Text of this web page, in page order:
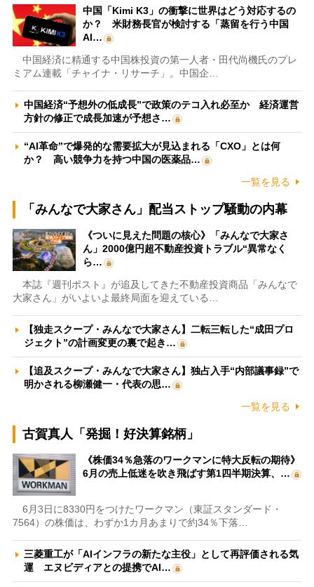
中国「Kimi K3」の衝撃に世界はどう対応するの
か？ 米財務長官が検討する「蒸留を行う中国
AI…
中国経済に精通する中国株投資の第一人者・田代尚機氏のプレ
ミアム連載「チャイナ・リサーチ」。中国企…
中国経済“予想外の低成長”で政策のテコ入れ必至か 経済運営
方針の修正で成長加速が予想さ…
“AI革命”で爆発的な需要拡大が見込まれる「CXO」とは何
か？ 高い競争力を持つ中国の医薬品…
一覧を見る
「みんなで大家さん」配当ストップ騒動の内幕
《ついに見えた問題の核心》「みんなで大家さ
ん」2000億円超不動産投資トラブル“異常なく
ら…
本誌『週刊ポスト』が追及してきた不動産投資商品「みんなで
大家さん」がいよいよ最終局面を迎えている…
【独走スクープ・みんなで大家さん】二転三転した“成田プロ
ジェクト”の計画変更の裏で起き…
【追及スクープ・みんなで大家さん】独占入手“内部議事録”で
明かされる柳瀬健一・代表の思…
一覧を見る
古賀真人「発掘！好決算銘柄」
《株価34％急落のワークマンに特大反転の期待》
6月の売上低迷を吹き飛ばす第1四半期決算、…
6月3日に8330円をつけたワークマン（東証スタンダード・
7564）の株価は、わずか1カ月あまりで約34％下落…
三菱重工が「AIインフラの新たな主役」として再評価される気
運 エヌビディアとの提携でAI…